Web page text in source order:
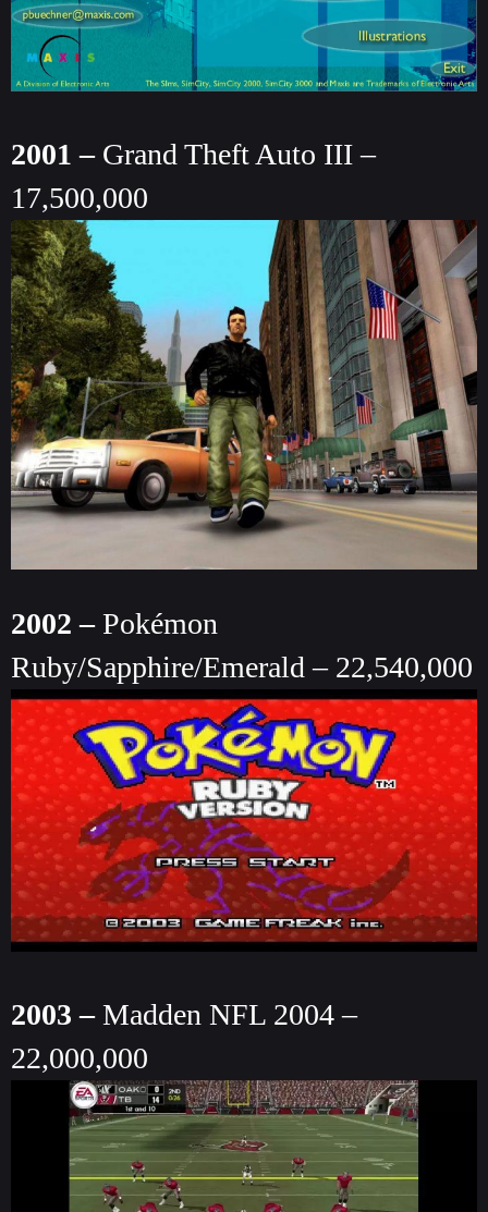
2001 –Grand Theft Auto III –
17,500,000
2002 –Pokémon
Ruby/Sapphire/Emerald – 22,540,000
2003 –Madden NFL 2004 –
22,000,000